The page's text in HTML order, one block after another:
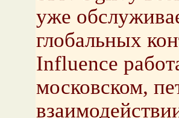
уже
глобальных
Influence
московском,